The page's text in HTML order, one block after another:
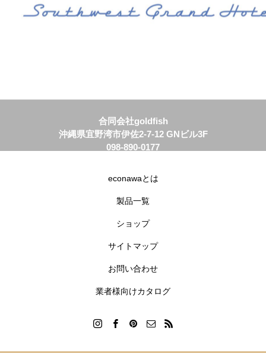
合同会社goldfish
沖縄県宜野湾市伊佐2-7-12 GNビル3F
098-890-0177
econawaとは
製品一覧
ショップ
サイトマップ
お問い合わせ
業者様向けカタログ